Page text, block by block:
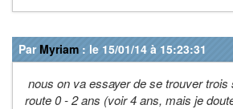
Par Myriam : le 15/01/14 à 15:23:31
nous on va essayer de se trouver trois
route 0 - 2 ans (voir 4 ans, mais je